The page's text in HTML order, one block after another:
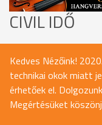
CIVIL IDŐ
Kedves Nézőink!
technikai okok miatt
érhetőek el.
Megértésüket